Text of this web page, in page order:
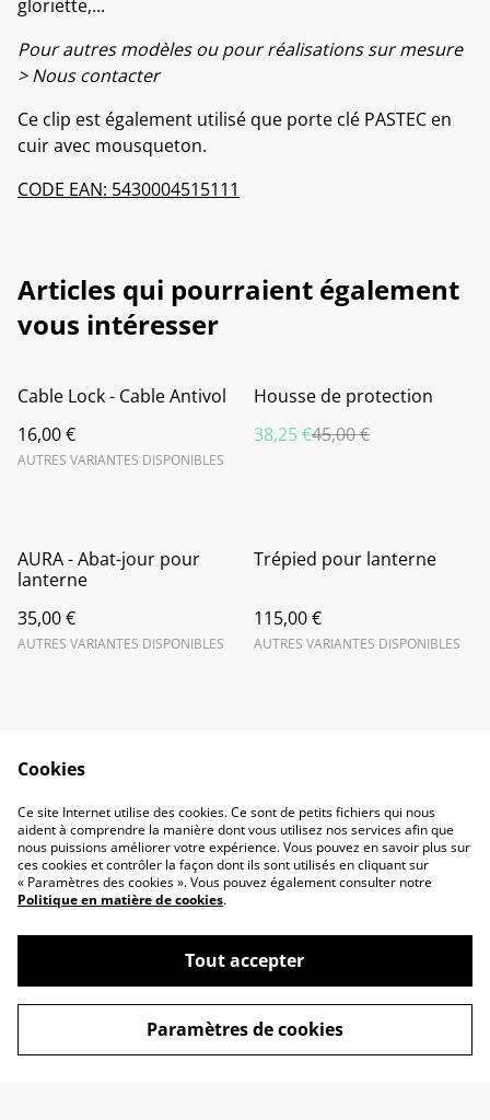
gloriette,...
Pour autres modèles ou pour réalisations sur mesure
> Nous contacter
Ce clip est également utilisé que porte clé PASTEC en
cuir avec mousqueton.
CODE EAN: 5430004515111
Articles qui pourraient également
vous intéresser
Cable Lock - Cable Antivol
16,00 €
AUTRES VARIANTES DISPONIBLES
%
Housse de protection
38,25 €45,00 €
AURA - Abat-jour pour
lanterne
35,00 €
AUTRES VARIANTES DISPONIBLES
Trépied pour lanterne
115,00 €
AUTRES VARIANTES DISPONIBLES
Contact
Conditions Générales
Politique de
confidentialité
Politique de cookies
CLARTÉ NOMADE - Lampes nomades et
lanternes rechargeables haut de gamme
Cookies
Ce site Internet utilise des cookies. Ce sont de petits fichiers qui nous
aident à comprendre la manière dont vous utilisez nos services afin que
nous puissions améliorer votre expérience. Vous pouvez en savoir plus sur
ces cookies et contrôler la façon dont ils sont utilisés en cliquant sur
« Paramètres des cookies ». Vous pouvez également consulter notre
Politique en matière de cookies.
Tout accepter
Paramètres de cookies